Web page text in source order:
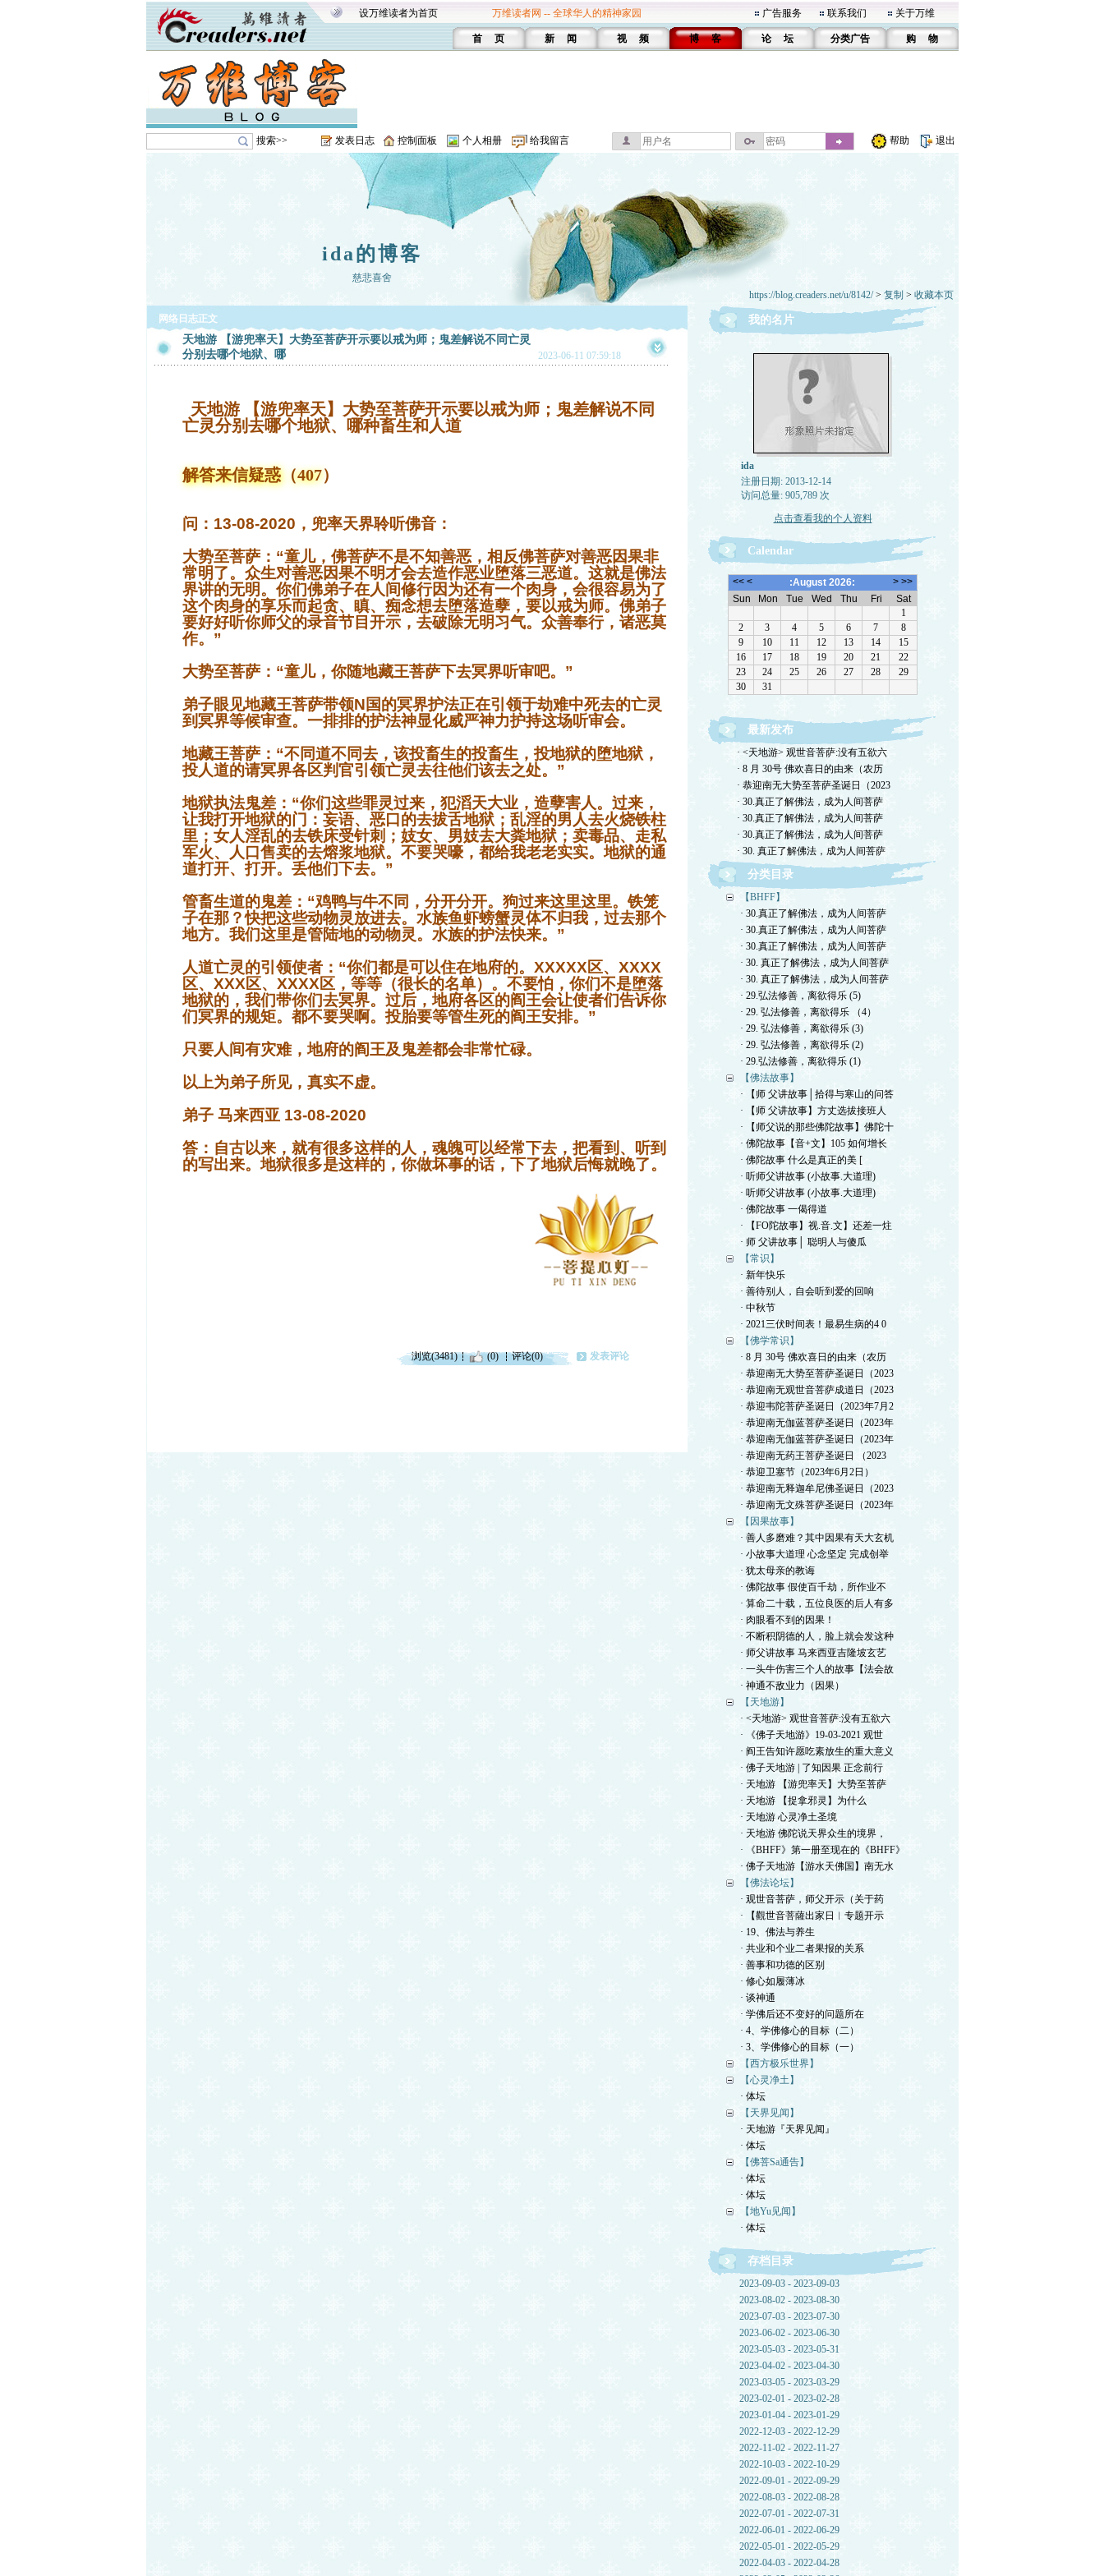
设万维读者为首页 万维读者网 -- 全球华人的精神家园 广告服务 联系我们 关于万维
首 页 新 闻 视 频 博 客 论 坛 分类广告 购 物
搜索>> 发表日志 控制面板 个人相册 给我留言 帮助 退出
ida的博客
慈悲喜舍
https://blog.creaders.net/u/8142/> 复制 > 收藏本页
网络日志正文
天地游 【游兜率天】大势至菩萨开示要以戒为师；鬼差解说不同亡灵
分别去哪个地狱、哪
2023-06-11 07:59:18
天地游 【游兜率天】大势至菩萨开示要以戒为师；鬼差解说不同
亡灵分别去哪个地狱、哪种畜生和人道
解答来信疑惑（407）
问：13-08-2020，兜率天界聆听佛音：
大势至菩萨：“童儿，佛菩萨不是不知善恶，相反佛菩萨对善恶因果非
常明了。众生对善恶因果不明才会去造作恶业堕落三恶道。这就是佛法
界讲的无明。你们佛弟子在人间修行因为还有一个肉身，会很容易为了
这个肉身的享乐而起贪、瞋、痴念想去堕落造孽，要以戒为师。佛弟子
要好好听你师父的录音节目开示，去破除无明习气。众善奉行，诸恶莫
作。”
大势至菩萨：“童儿，你随地藏王菩萨下去冥界听审吧。”
弟子眼见地藏王菩萨带领N国的冥界护法正在引领于劫难中死去的亡灵
到冥界等候审查。一排排的护法神显化威严神力护持这场听审会。
地藏王菩萨：“不同道不同去，该投畜生的投畜生，投地狱的堕地狱，
投人道的请冥界各区判官引领亡灵去往他们该去之处。”
地狱执法鬼差：“你们这些罪灵过来，犯滔天大业，造孽害人。过来，
让我打开地狱的门：妄语、恶口的去拔舌地狱；乱淫的男人去火烧铁柱
里；女人淫乱的去铁床受针刺；妓女、男妓去大粪地狱；卖毒品、走私
军火、人口售卖的去熔浆地狱。不要哭嚎，都给我老老实实。地狱的通
道打开、打开。丢他们下去。”
管畜生道的鬼差：“鸡鸭与牛不同，分开分开。狗过来这里这里。铁笼
子在那？快把这些动物灵放进去。水族鱼虾螃蟹灵体不归我，过去那个
地方。我们这里是管陆地的动物灵。水族的护法快来。”
人道亡灵的引领使者：“你们都是可以住在地府的。XXXXX区、XXXX
区、XXX区、XXXX区，等等（很长的名单）。不要怕，你们不是堕落
地狱的，我们带你们去冥界。过后，地府各区的阎王会让使者们告诉你
们冥界的规矩。都不要哭啊。投胎要等管生死的阎王安排。”
只要人间有灾难，地府的阎王及鬼差都会非常忙碌。
以上为弟子所见，真实不虚。
弟子 马来西亚 13-08-2020
答：自古以来，就有很多这样的人，魂魄可以经常下去，把看到、听到
的写出来。地狱很多是这样的，你做坏事的话，下了地狱后悔就晚了。
浏览(3481) (0) 评论(0) 发表评论
我的名片
ida
注册日期: 2013-12-14
访问总量: 905,789 次
点击查看我的个人资料
Calendar
最新发布
· <天地游> 观世音菩萨:没有五欲六
· 8 月 30号 佛欢喜日的由来（农历
· 恭迎南无大势至菩萨圣诞日（2023
· 30.真正了解佛法，成为人间菩萨
· 30.真正了解佛法，成为人间菩萨
· 30.真正了解佛法，成为人间菩萨
· 30. 真正了解佛法，成为人间菩萨
分类目录
【BHFF】
· 30.真正了解佛法，成为人间菩萨
· 30.真正了解佛法，成为人间菩萨
· 30.真正了解佛法，成为人间菩萨
· 30. 真正了解佛法，成为人间菩萨
· 30. 真正了解佛法，成为人间菩萨
· 29.弘法修善，离欲得乐 (5)
· 29. 弘法修善，离欲得乐 （4）
· 29. 弘法修善，离欲得乐 (3)
· 29. 弘法修善，离欲得乐 (2)
· 29.弘法修善，离欲得乐 (1)
【佛法故事】
· 【师 父讲故事│拾得与寒山的问答
· 【师 父讲故事】方丈选拔接班人
· 【师父说的那些佛陀故事】佛陀十
· 佛陀故事【音+文】105 如何增长
· 佛陀故事 什么是真正的美 [
· 听师父讲故事 (小故事.大道理)
· 听师父讲故事 (小故事.大道理)
· 佛陀故事 一偈得道
· 【FO陀故事】视.音.文】还差一炷
· 师 父讲故事│ 聪明人与傻瓜
【常识】
· 新年快乐
· 善待别人，自会听到爱的回响
· 中秋节
· 2021三伏时间表！最易生病的4 0
【佛学常识】
· 8 月 30号 佛欢喜日的由来（农历
· 恭迎南无大势至菩萨圣诞日（2023
· 恭迎南无观世音菩萨成道日（2023
· 恭迎韦陀菩萨圣诞日（2023年7月2
· 恭迎南无伽蓝菩萨圣诞日（2023年
· 恭迎南无伽蓝菩萨圣诞日（2023年
· 恭迎南无药王菩萨圣诞日 （2023
· 恭迎卫塞节（2023年6月2日）
· 恭迎南无释迦牟尼佛圣诞日（2023
· 恭迎南无文殊菩萨圣诞日（2023年
【因果故事】
· 善人多磨难？其中因果有天大玄机
· 小故事大道理 心念坚定 完成创举
· 犹太母亲的教诲
· 佛陀故事 假使百千劫，所作业不
· 算命二十载，五位良医的后人有多
· 肉眼看不到的因果！
· 不断积阴德的人，脸上就会发这种
· 师父讲故事 马来西亚吉隆坡玄艺
· 一头牛伤害三个人的故事【法会故
· 神通不敌业力（因果）
【天地游】
· <天地游> 观世音菩萨:没有五欲六
· 《佛子天地游》19-03-2021 观世
· 阎王告知许愿吃素放生的重大意义
· 佛子天地游 | 了知因果 正念前行
· 天地游 【游兜率天】大势至菩萨
· 天地游 【捉拿邪灵】为什么
· 天地游 心灵净土圣境
· 天地游 佛陀说天界众生的境界，
· 《BHFF》第一册至现在的《BHFF》
· 佛子天地游【游水天佛国】南无水
【佛法论坛】
· 观世音菩萨，师父开示（关于药
· 【觀世音菩薩出家日︱专题开示
· 19、佛法与养生
· 共业和个业二者果报的关系
· 善事和功德的区别
· 修心如履薄冰
· 谈神通
· 学佛后还不变好的问题所在
· 4、学佛修心的目标（二）
· 3、学佛修心的目标（一）
【西方极乐世界】
【心灵净土】
· 体坛
【天界见闻】
· 天地游『天界见闻』
· 体坛
【佛菩Sa通告】
· 体坛
· 体坛
【地Yu见闻】
· 体坛
存档目录
2023-09-03 - 2023-09-03
2023-08-02 - 2023-08-30
2023-07-03 - 2023-07-30
2023-06-02 - 2023-06-30
2023-05-03 - 2023-05-31
2023-04-02 - 2023-04-30
2023-03-05 - 2023-03-29
2023-02-01 - 2023-02-28
2023-01-04 - 2023-01-29
2022-12-03 - 2022-12-29
2022-11-02 - 2022-11-27
2022-10-03 - 2022-10-29
2022-09-01 - 2022-09-29
2022-08-03 - 2022-08-28
2022-07-01 - 2022-07-31
2022-06-01 - 2022-06-29
2022-05-01 - 2022-05-29
2022-04-03 - 2022-04-28